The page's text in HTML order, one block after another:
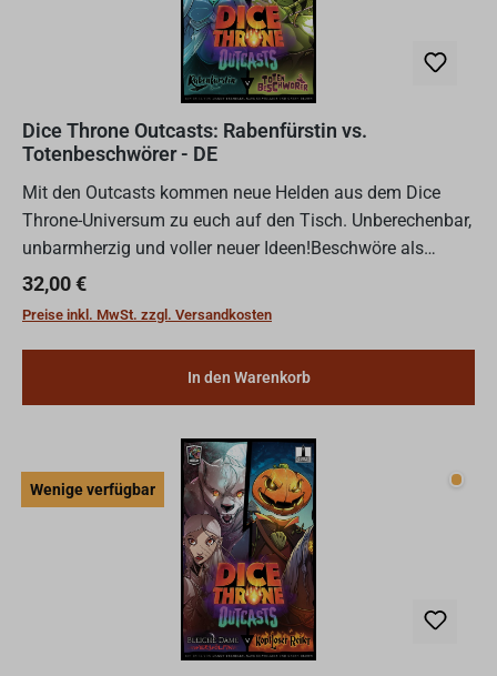
Dice Throne Outcasts: Rabenfürstin vs.
Totenbeschwörer - DE
Mit den Outcasts kommen neue Helden aus dem Dice
Throne-Universum zu euch auf den Tisch. Unberechenbar,
unbarmherzig und voller neuer Ideen!Beschwöre als
ruchloser Necromancer Skelettkrieger, Skelettmagier und
Knochen...
Regulärer Preis:
32,00 €
Preise inkl. MwSt. zzgl. Versandkosten
In den Warenkorb
Wenige verfügbar